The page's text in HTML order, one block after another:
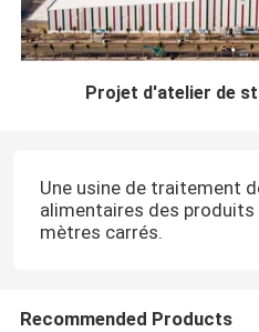
Projet d'atelier de
Une usine de traitement
alimentaires des
mètres carrés.
Recommended Products